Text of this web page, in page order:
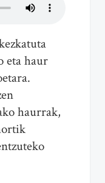
eta haur
haurrak,